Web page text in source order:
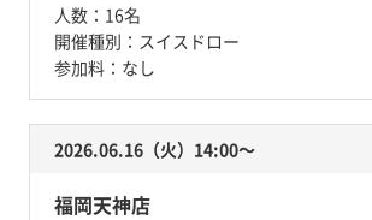
人数： 16名
開催種別： スイスドロー
参加料： なし
2026.06.16（火）14:00〜
福岡天神店